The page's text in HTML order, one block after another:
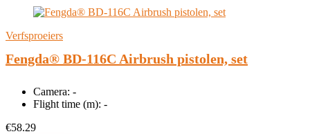
Verfsproeiers
Fengda® BD-116C Airbrush pistolen, set
Camera: -
Flight time (m): -
€58.29